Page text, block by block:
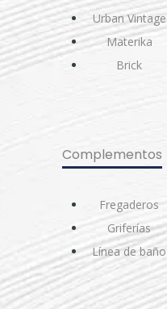
Urban Vintage
Materika
Brick
Complementos
Fregaderos
Griferías
Línea de baño